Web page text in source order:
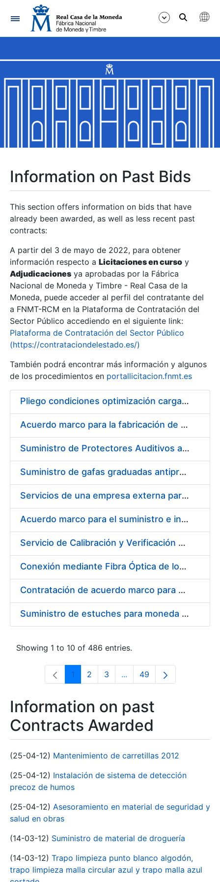
Navigation
Show/Hide
Show/Hide
Show/Hide
Show/Hide
Show/Hide
Show/Hide
Information on Past Bids
This section offers information on bids that have
already been awarded, as well as less recent past
contracts:
A partir del 3 de mayo de 2022, para obtener
información respecto a Licitaciones en curso y
Adjudicaciones ya aprobadas por la Fábrica
Nacional de Moneda y Timbre - Real Casa de la
Moneda, puede acceder al perfil del contratante del
a FNMT-RCM en la Plataforma de Contratación del
Sector Público accediendo en el siguiente link:
Plataforma de Contratación del Sector Público
(https://contrataciondelestado.es/)
También podrá encontrar más información y algunos
de los procedimientos en portallicitacion.fnmt.es
Pliego condiciones optimización cargas compras firmado
Acuerdo marco para la fabricación de piezas
Suministro de Protectores Auditivos a medida para las personas trabajadoras de los Centros de Trabajo de Madrid y Burgos
Suministro de gafas graduadas antiproyecciones para los trabajadores de la FNMT-RCM en los centros de trabajo de Madrid y Burgos
Servicios de una empresa externa para el asesoramiento y resolución de los recursos de alzada que se presentan relacionados con procesos de selección para la FNMT-RCM
Acuerdo marco para el suministro e instalación de persianas, estores y otros complementos
Servicio de Calibración y Verificación Externa de los Equipos de Medición del Servicio de Prevención de la FNMT-RCM
Conexión mediante Fibra Óptica de los Centros de Proceso de Datos (CPDs) de las sedes de la FNMT-RCM de Burgos y Madrid
Contratación de acuerdo marco para el Suministro de Material de Electricidad para la Fábrica Nacional de Moneda y Timbre-Real Casa de la Moneda en su centro de trabajo de Burgos
Suministro de estuches para moneda de 30 €
Showing 1 to 10 of 486 entries.
Page
1 Page
2 Page
3 ...Intermediate Pages Use
Page
49
Information on past
Contracts Awarded
(25-04-12) Mantenimiento de carretillas 2012
(25-04-12) Instalación de sistema de detección
precoz de humos
(25-04-12) Asesoramiento en material de seguridad y
salud en obras
(14-03-12) Suministro de material de droguería
(14-03-12) Trapo limpieza punto blanco algodón,
trapo limpieza malla circular azul y trapo malla azul